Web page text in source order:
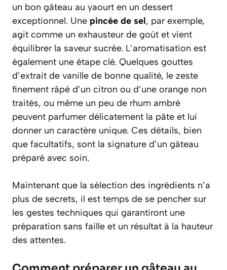
un bon gâteau au yaourt en un dessert
exceptionnel. Une pincée de sel, par exemple,
agit comme un exhausteur de goût et vient
équilibrer la saveur sucrée. L’aromatisation est
également une étape clé. Quelques gouttes
d’extrait de vanille de bonne qualité, le zeste
finement râpé d’un citron ou d’une orange non
traités, ou même un peu de rhum ambré
peuvent parfumer délicatement la pâte et lui
donner un caractère unique. Ces détails, bien
que facultatifs, sont la signature d’un gâteau
préparé avec soin.
Maintenant que la sélection des ingrédients n’a
plus de secrets, il est temps de se pencher sur
les gestes techniques qui garantiront une
préparation sans faille et un résultat à la hauteur
des attentes.